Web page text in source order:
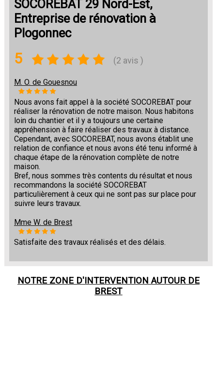
SOCOREBAT 29 Nord-Est,
Entreprise de rénovation à
Plogonnec
5 (2 avis )
M. O. de Gouesnou
Nous avons fait appel à la société SOCOREBAT pour
réaliser la rénovation de notre maison. Nous habitons
loin du chantier et il y a toujours une certaine
appréhension à faire réaliser des travaux à distance.
Cependant, avec SOCOREBAT, nous avons établit une
relation de confiance et nous avons été tenu informé à
chaque étape de la rénovation complète de notre
maison.
Bref, nous sommes très contents du résultat et nous
recommandons la société SOCOREBAT
particulièrement à ceux qui ne sont pas sur place pour
suivre leurs travaux.
Mme W. de Brest
Satisfaite des travaux réalisés et des délais.
NOTRE ZONE D'INTERVENTION AUTOUR DE
BREST